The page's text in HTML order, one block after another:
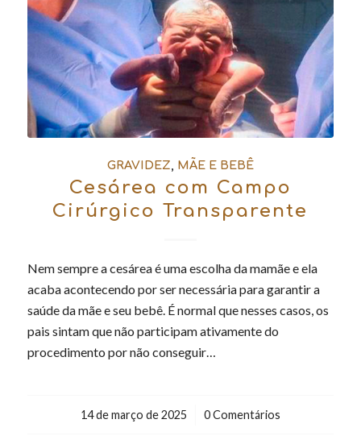
GRAVIDEZ MÃE E BEBÊ
Cesárea com Campo
Cirúrgico Transparente
Nem sempre a cesárea é uma escolha da mamãe e ela
acaba acontecendo por ser necessária para garantir a
saúde da mãe e seu bebê. É normal que nesses casos, os
pais sintam que não participam ativamente do
procedimento por não conseguir…
14 de março de 2025
/ 0 Comentários